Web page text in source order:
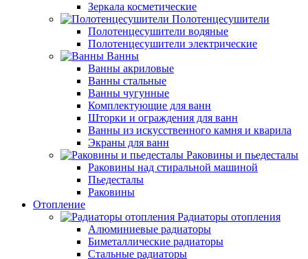
Зеркала косметические
Полотенцесушители
Полотенцесушители водяные
Полотенцесушители электрические
Ванны
Ванны акриловые
Ванны стальные
Ванны чугунные
Комплектующие для ванн
Шторки и ограждения для ванн
Ванны из искусственного камня и кварила
Экраны для ванн
Раковины и пьедесталы
Раковины над стиральной машиной
Пьедесталы
Раковины
Отопление
Радиаторы отопления
Алюминиевые радиаторы
Биметаллические радиаторы
Стальные радиаторы